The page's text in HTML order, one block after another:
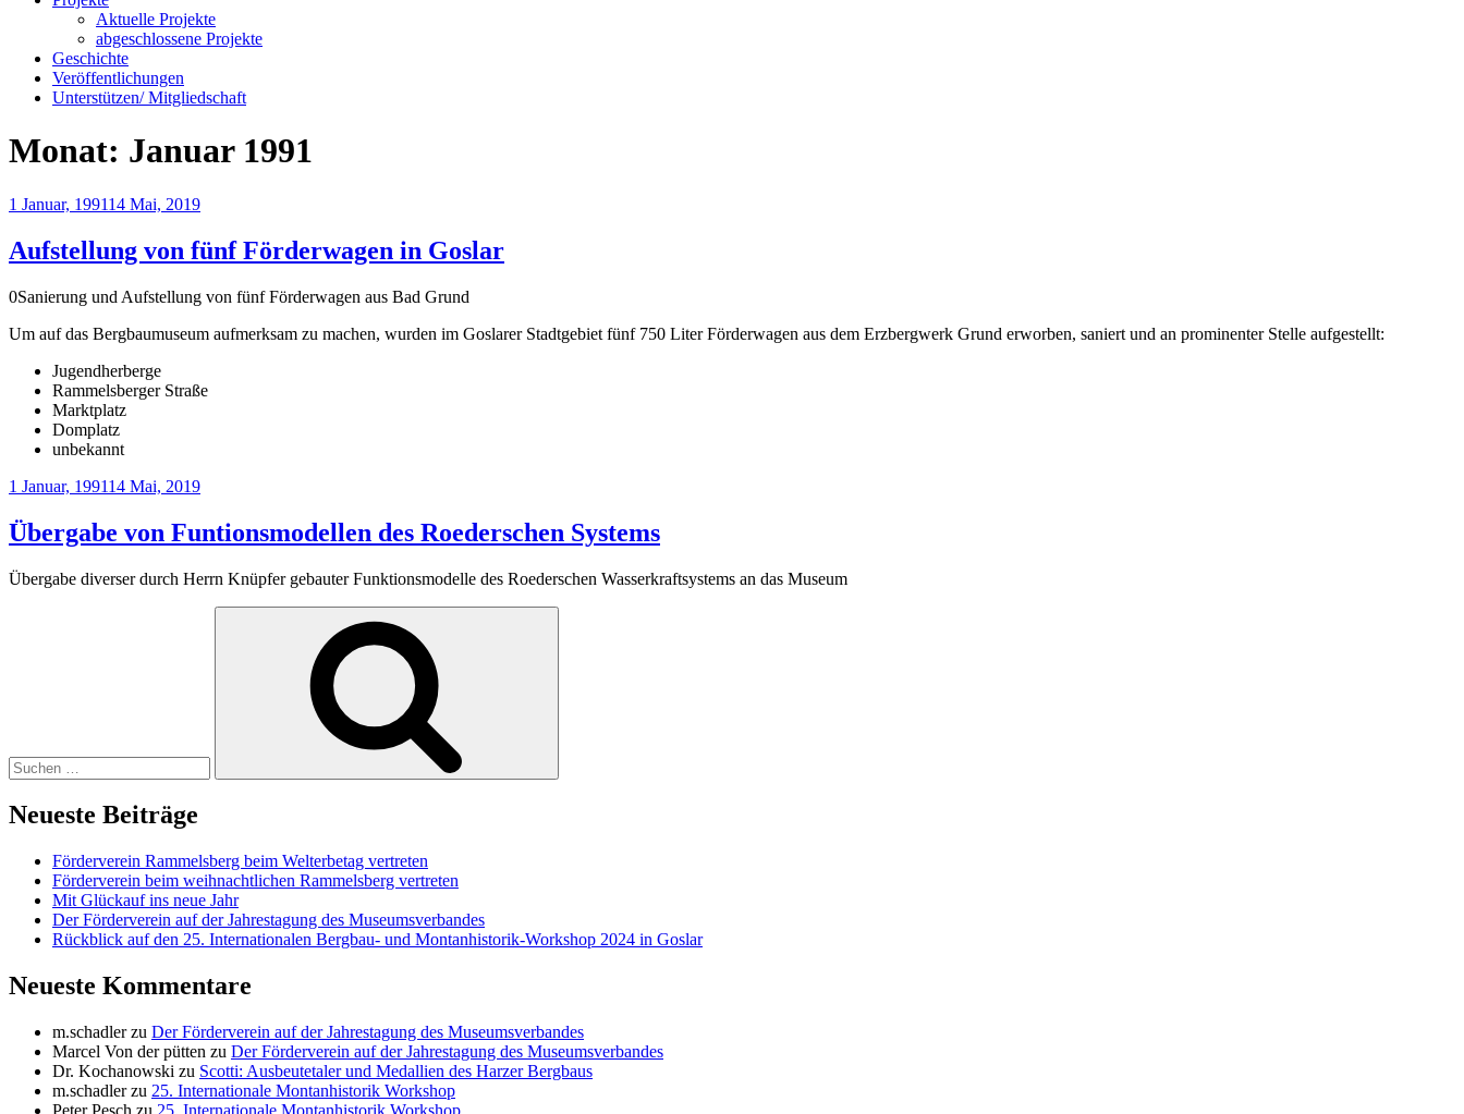
Aktuelle Projekte
abgeschlossene Projekte
Geschichte
Veröffentlichungen
Unterstützen/ Mitgliedschaft
Monat: Januar 1991
Veröffentlicht
1 Januar, 199114 Mai, 2019
Aufstellung von fünf Förderwagen in Goslar
0Sanierung und Aufstellung von fünf Förderwagen aus Bad Grund
Um auf das Bergbaumuseum aufmerksam zu machen, wurden im Goslarer Stadtgebiet fünf 750 Liter Förderwagen aus dem Erzbergwerk Grund erworben, saniert und an prominenter Stelle aufgestellt:
Jugendherberge
Rammelsberger Straße
Marktplatz
Domplatz
unbekannt
Veröffentlicht
1 Januar, 199114 Mai, 2019
Übergabe von Funtionsmodellen des Roederschen Systems
Übergabe diverser durch Herrn Knüpfer gebauter Funktionsmodelle des Roederschen Wasserkraftsystems an das Museum
Neueste Beiträge
Förderverein Rammelsberg beim Welterbetag vertreten
Förderverein beim weihnachtlichen Rammelsberg vertreten
Mit Glückauf ins neue Jahr
Der Förderverein auf der Jahrestagung des Museumsverbandes
Rückblick auf den 25. Internationalen Bergbau- und Montanhistorik-Workshop 2024 in Goslar
Neueste Kommentare
m.schadlerzu Der Förderverein auf der Jahrestagung des Museumsverbandes
Marcel Von der pütten zu Der Förderverein auf der Jahrestagung des Museumsverbandes
Dr. Kochanowski zu Scotti: Ausbeutetaler und Medallien des Harzer Bergbaus
m.schadlerzu 25. Internationale Montanhistorik Workshop